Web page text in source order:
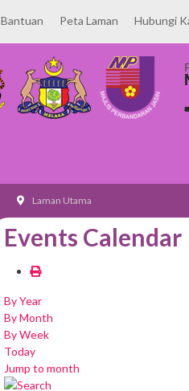
Bantuan Peta Laman Hubungi
Laman Utama
Events Calendar
By Year
By Month
By Week
Today
Jump to month